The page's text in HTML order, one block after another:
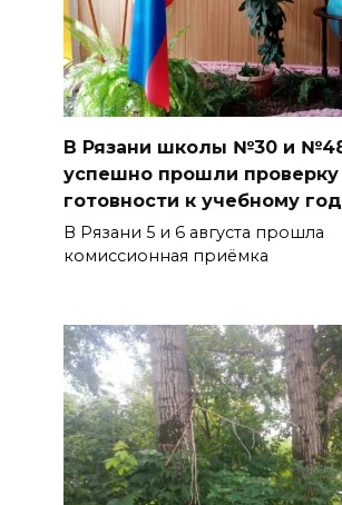
В Рязани школы №30 и
успешно прошли проверку
готовности к учебному
В Рязани 5 и 6 августа прошла
комиссионная приёмка